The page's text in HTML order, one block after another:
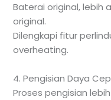
Baterai original, lebih
original.
Dilengkapi fitur
overheating.
4. Pengisian Daya
Proses pengisian